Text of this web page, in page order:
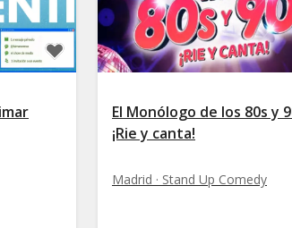
El Monólogo de los 80s y
¡Rie y canta!
Madrid · Stand Up Comedy